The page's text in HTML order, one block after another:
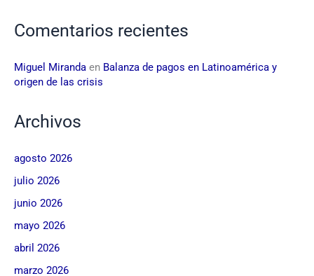
Comentarios recientes
Miguel Miranda en Balanza de pagos en Latinoamérica y
origen de las crisis
Archivos
agosto 2026
julio 2026
junio 2026
mayo 2026
abril 2026
marzo 2026